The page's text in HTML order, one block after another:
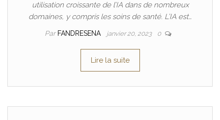
utilisation croissante de l’IA dans de nombreux
domaines, y compris les soins de santé. L’IA est…
Par FANDRESENA janvier 20, 2023 0
Lire la suite